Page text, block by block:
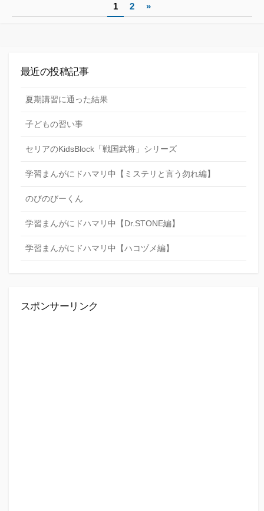
ー
ペ
1 2 »
最近の投稿記事
夏期講習に通った結果
子どもの習い事
セリアのKidsBlock「戦国武将」シリーズ
学習まんがにドハマリ中【ミステリと言う勿れ編】
のびのびーくん
学習まんがにドハマリ中【Dr.STONE編】
学習まんがにドハマリ中【ハコヅメ編】
スポンサーリンク